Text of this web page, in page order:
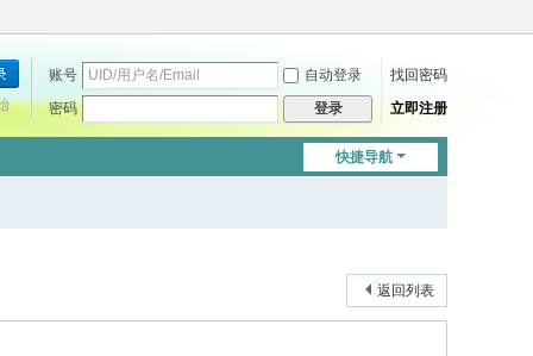
账号 自动登录
找回密码
密码
登录 立即注册
快捷导航
返回列表